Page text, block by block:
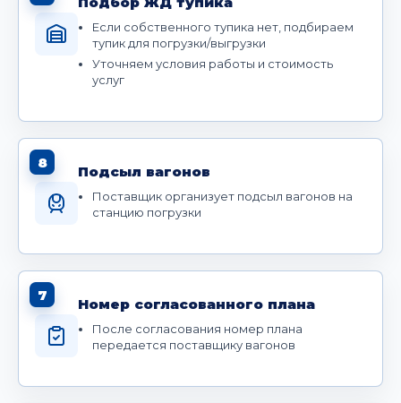
Если собственного тупика нет, подбираем
тупик для погрузки/выгрузки
Уточняем условия работы и стоимость
услуг
8
Подсыл вагонов
Поставщик организует подсыл вагонов на
станцию погрузки
7
Номер согласованного плана
После согласования номер плана
передается поставщику вагонов